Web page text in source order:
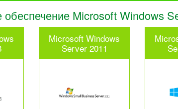
Microsoft Windows
Microsoft Windows
Server 2011